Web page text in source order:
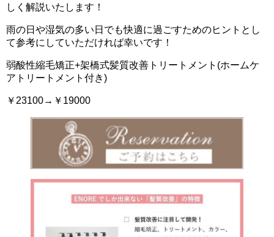
しく解説いたします！
雨の日や湿気の多い日でも快適に過ごすためのヒントとし
て参考にしていただければ幸いです！
弱酸性縮毛矯正+架橋式髪質改善トリートメント(ホームケ
アトリートメント付き)
￥23100→￥19000